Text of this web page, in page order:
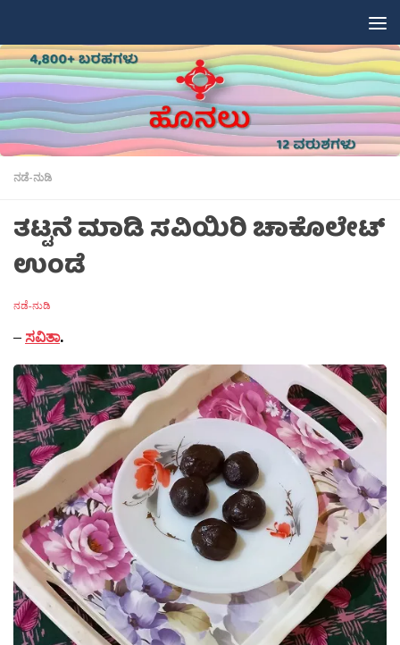
ನಡೆ-ನುಡಿ
ತಟ್ಟನೆ ಮಾಡಿ ಸವಿಯಿರಿ ಚಾಕೊಲೇಟ್
ಉಂಡೆ
ನಡೆ-ನುಡಿ
–ಸವಿತಾ.